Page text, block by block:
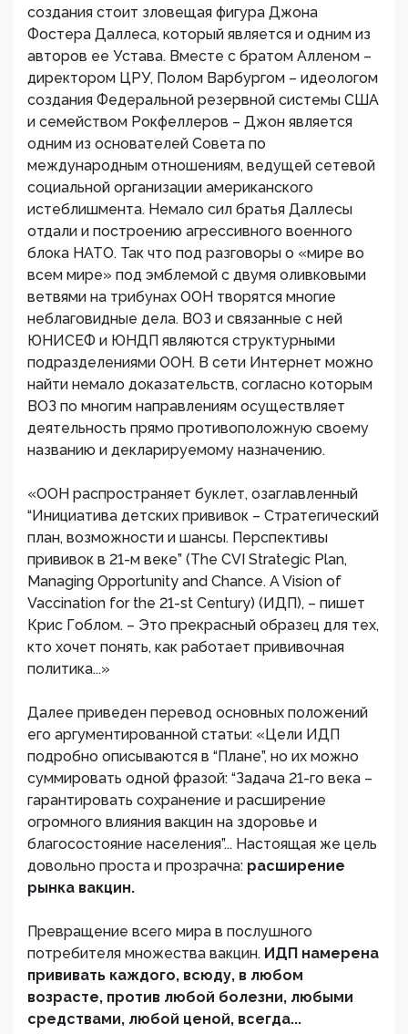
создания стоит зловещая фигура Джона
Фостера Даллеса, который является и одним из
авторов ее Устава. Вместе с братом Алленом –
директором ЦРУ, Полом Варбургом – идеологом
создания Федеральной резервной системы США
и семейством Рокфеллеров – Джон является
одним из основателей Совета по
международным отношениям, ведущей сетевой
социальной организации американского
истеблишмента. Немало сил братья Даллесы
отдали и построению агрессивного военного
блока НАТО. Так что под разговоры о «мире во
всем мире» под эмблемой с двумя оливковыми
ветвями на трибунах ООН творятся многие
неблаговидные дела. ВОЗ и связанные с ней
ЮНИСЕФ и ЮНДП являются структурными
подразделениями ООН. В сети Интернет можно
найти немало доказательств, согласно которым
ВОЗ по многим направлениям осуществляет
деятельность прямо противоположную своему
названию и декларируемому назначению.
«ООН распространяет буклет, озаглавленный
“Инициатива детских прививок – Стратегический
план, возможности и шансы. Перспективы
прививок в 21-м веке” (The CVI Strategic Plan,
Managing Opportunity and Chance. A Vision of
Vaccination for the 21-st Century) (ИДП), – пишет
Крис Гоблом. – Это прекрасный образец для тех,
кто хочет понять, как работает прививочная
политика...»
Далее приведен перевод основных положений
его аргументированной статьи: «Цели ИДП
подробно описываются в “Плане”, но их можно
суммировать одной фразой: “Задача 21-го века –
гарантировать сохранение и расширение
огромного влияния вакцин на здоровье и
благосостояние населения”... Настоящая же цель
довольно проста и прозрачна: расширение
рынка вакцин.
Превращение всего мира в послушного
потребителя множества вакцин. ИДП намерена
прививать каждого, всюду, в любом
возрасте, против любой болезни, любыми
средствами, любой ценой, всегда...